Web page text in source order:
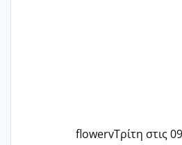
flowervΤρίτη στις